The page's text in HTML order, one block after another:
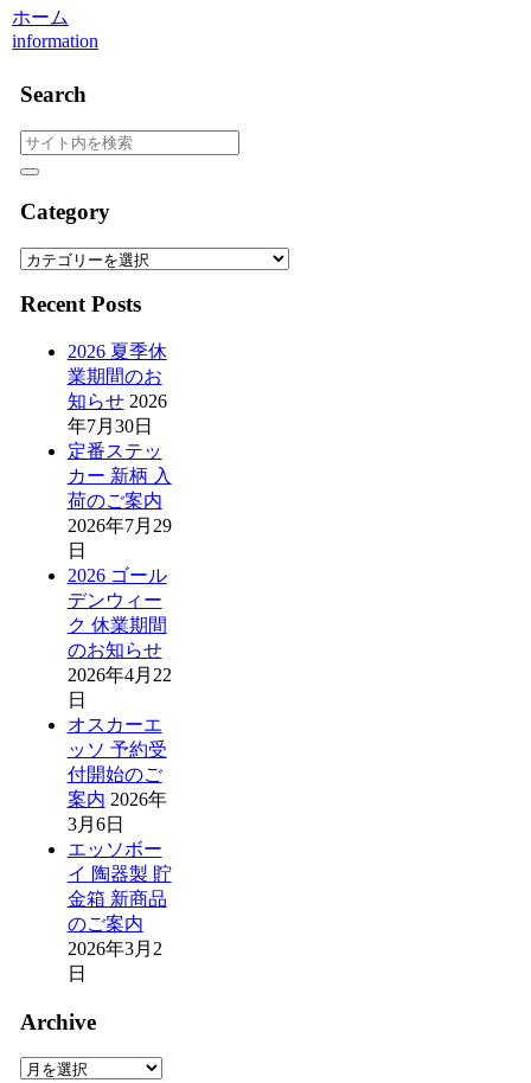
ホーム
information
Search
Category
Category
Recent Posts
2026 夏季休
業期間のお
知らせ 2026
年7月30日
定番ステッ
カー 新柄 入
荷のご案内
2026年7月29
日
2026 ゴール
デンウィー
ク 休業期間
のお知らせ
2026年4月22
日
オスカーエ
ッソ 予約受
付開始のご
案内 2026年
3月6日
エッソボー
イ 陶器製 貯
金箱 新商品
のご案内
2026年3月2
日
Archive
Archive